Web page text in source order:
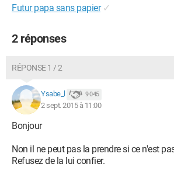
Futur papa sans papier ✓
2 réponses
RÉPONSE 1 / 2
Ysabe_l 9 045
2 sept. 2015 à 11:00
Bonjour
Non il ne peut pas la prendre si ce n'est
Refusez de la lui confier.